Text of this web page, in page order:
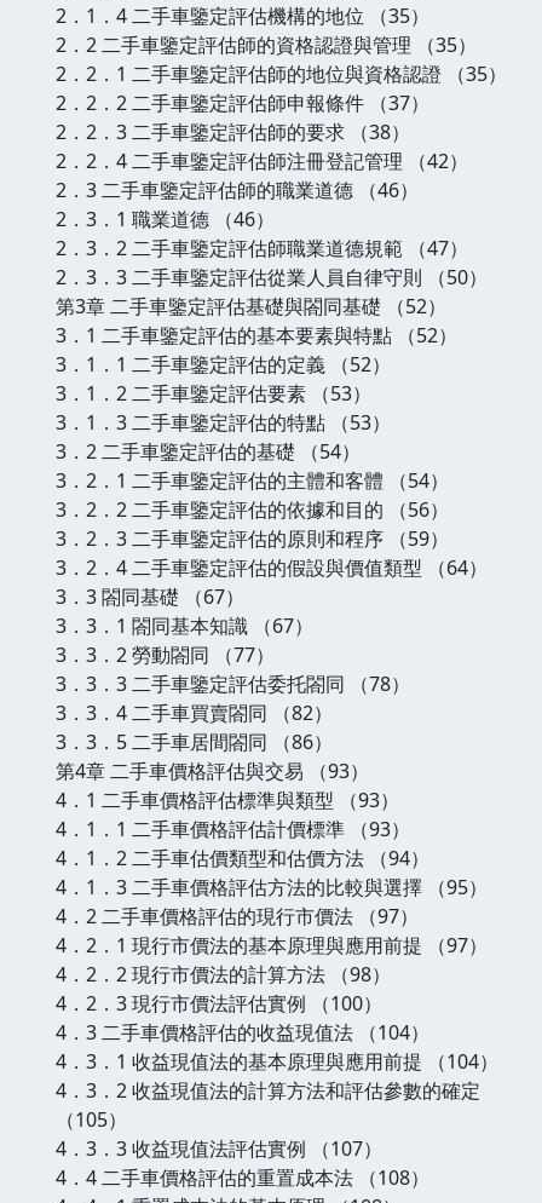
2．1．4 二手車鑒定評估機構的地位 （35）
2．2 二手車鑒定評估師的資格認證與管理 （35）
2．2．1 二手車鑒定評估師的地位與資格認證 （35）
2．2．2 二手車鑒定評估師申報條件 （37）
2．2．3 二手車鑒定評估師的要求 （38）
2．2．4 二手車鑒定評估師注冊登記管理 （42）
2．3 二手車鑒定評估師的職業道德 （46）
2．3．1 職業道德 （46）
2．3．2 二手車鑒定評估師職業道德規範 （47）
2．3．3 二手車鑒定評估從業人員自律守則 （50）
第3章 二手車鑒定評估基礎與閤同基礎 （52）
3．1 二手車鑒定評估的基本要素與特點 （52）
3．1．1 二手車鑒定評估的定義 （52）
3．1．2 二手車鑒定評估要素 （53）
3．1．3 二手車鑒定評估的特點 （53）
3．2 二手車鑒定評估的基礎 （54）
3．2．1 二手車鑒定評估的主體和客體 （54）
3．2．2 二手車鑒定評估的依據和目的 （56）
3．2．3 二手車鑒定評估的原則和程序 （59）
3．2．4 二手車鑒定評估的假設與價值類型 （64）
3．3 閤同基礎 （67）
3．3．1 閤同基本知識 （67）
3．3．2 勞動閤同 （77）
3．3．3 二手車鑒定評估委托閤同 （78）
3．3．4 二手車買賣閤同 （82）
3．3．5 二手車居間閤同 （86）
第4章 二手車價格評估與交易 （93）
4．1 二手車價格評估標準與類型 （93）
4．1．1 二手車價格評估計價標準 （93）
4．1．2 二手車估價類型和估價方法 （94）
4．1．3 二手車價格評估方法的比較與選擇 （95）
4．2 二手車價格評估的現行市價法 （97）
4．2．1 現行市價法的基本原理與應用前提 （97）
4．2．2 現行市價法的計算方法 （98）
4．2．3 現行市價法評估實例 （100）
4．3 二手車價格評估的收益現值法 （104）
4．3．1 收益現值法的基本原理與應用前提 （104）
4．3．2 收益現值法的計算方法和評估參數的確定
（105）
4．3．3 收益現值法評估實例 （107）
4．4 二手車價格評估的重置成本法 （108）